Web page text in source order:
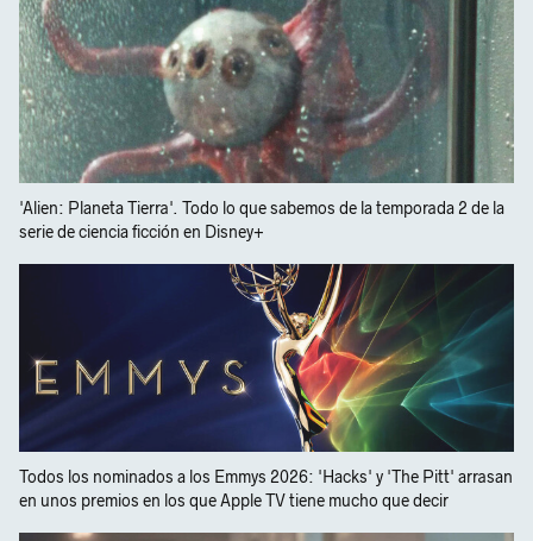
'Alien: Planeta Tierra'. Todo lo que sabemos de la temporada 2 de la
serie de ciencia ficción en Disney+
Todos los nominados a los Emmys 2026: 'Hacks' y 'The Pitt' arrasan
en unos premios en los que Apple TV tiene mucho que decir